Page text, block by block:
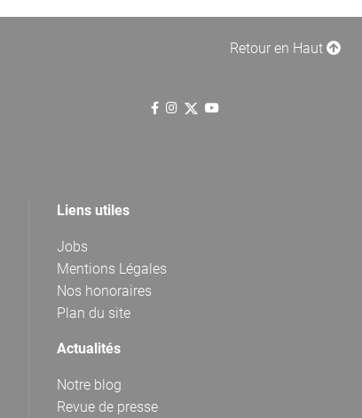
Retour en Haut
Liens utiles
Jobs
Mentions Légales
Nos honoraires
Plan du site
Actualités
Notre blog
Revue de presse